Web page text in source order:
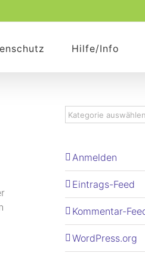
Hilfe/Info
Anmelden
Eintrags-Feed
Kommentar-
WordPress.org